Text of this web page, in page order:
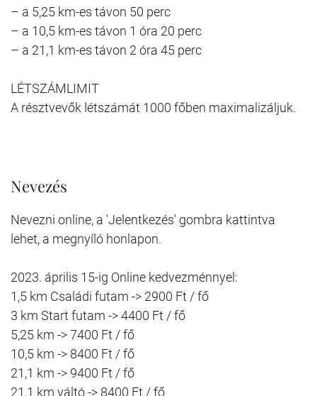
– a 5,25 km-es távon 50 perc
– a 10,5 km-es távon 1 óra 20 perc
– a 21,1 km-es távon 2 óra 45 perc
LÉTSZÁMLIMIT
A résztvevők létszámát 1000 főben maximalizáljuk.
Nevezés
Nevezni online, a 'Jelentkezés' gombra kattintva
lehet, a megnyíló honlapon.
2023. április 15-ig Online kedvezménnyel:
1,5 km Családi futam -> 2900 Ft / fő
3 km Start futam -> 4400 Ft / fő
5,25 km -> 7400 Ft / fő
10,5 km -> 8400 Ft / fő
21,1 km -> 9400 Ft / fő
21,1 km váltó -> 8400 Ft / fő